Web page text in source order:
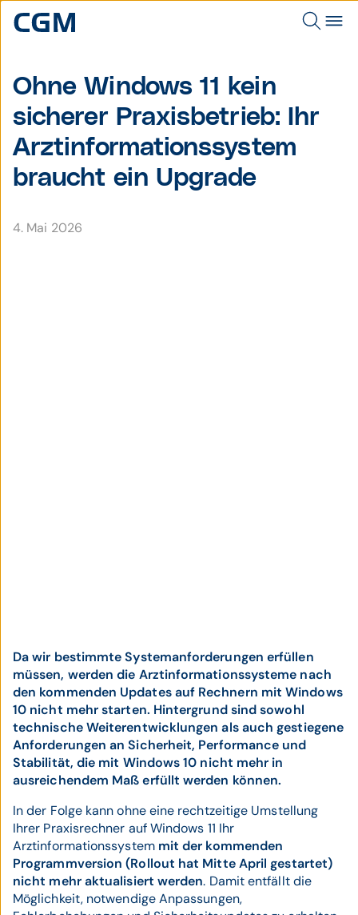
Ohne Windows 11 kein
sicherer Praxisbetrieb: Ihr
Arztinformationssystem
braucht ein Upgrade
4. Mai 2026
Da wir bestimmte Systemanforderungen erfüllen
müssen, werden die Arztinformationssysteme nach
den kommenden Updates auf Rechnern mit Windows
10 nicht mehr starten. Hintergrund sind sowohl
technische Weiterentwicklungen als auch gestiegene
Anforderungen an Sicherheit, Performance und
Stabilität, die mit Windows 10 nicht mehr in
ausreichendem Maß erfüllt werden können.
In der Folge kann ohne eine rechtzeitige Umstellung
Ihrer Praxisrechner auf Windows 11 Ihr
Arztinformationssystem mit der kommenden
Programmversion (Rollout hat Mitte April gestartet)
nicht mehr aktualisiert werden. Damit entfällt die
Möglichkeit, notwendige Anpassungen,